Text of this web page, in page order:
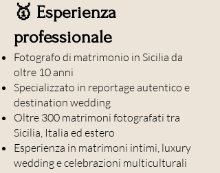
🥇 Esperienza
professionale
Fotografo di matrimonio in Sicilia da
oltre 10 anni
Specializzato in reportage autentico e
destination wedding
Oltre 300 matrimoni fotografati tra
Sicilia, Italia ed estero
Esperienza in matrimoni intimi, luxury
wedding e celebrazioni multiculturali